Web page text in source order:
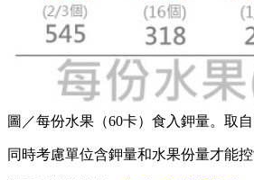
圖／每份水果（60卡）食入鉀量。取
同時考慮單位含鉀量和水果份量才能控